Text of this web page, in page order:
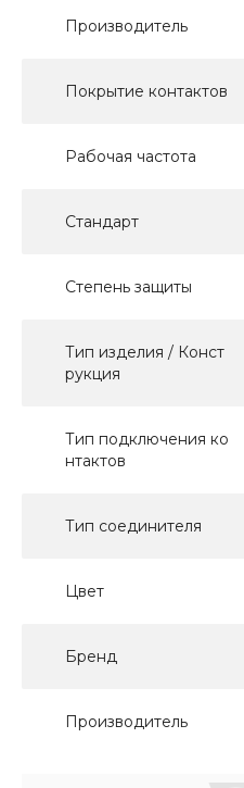
Производитель
Покрытие контактов
Рабочая частота
Стандарт
Степень защиты
Тип изделия / Конст
рукция
Тип подключения ко
нтактов
Тип соединителя
Цвет
Бренд
Производитель